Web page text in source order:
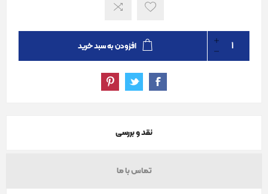
افزودن به سبد خرید
نقد و بررسی
تماس با ما